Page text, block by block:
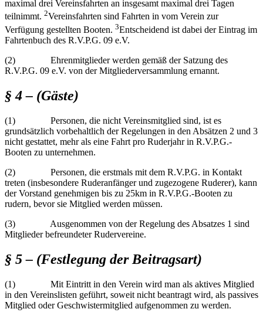
maximal drei Vereinsfahrten an insgesamt maximal drei Tagen
teilnimmt. 2Vereinsfahrten sind Fahrten in vom Verein zur
Verfügung gestellten Booten. 3Entscheidend ist dabei der Eintrag im
Fahrtenbuch des R.V.P.G. 09 e.V.
(2) Ehrenmitglieder werden gemäß der Satzung des
R.V.P.G. 09 e.V. von der Mitgliederversammlung ernannt.
§ 4 – (Gäste)
(1) Personen, die nicht Vereinsmitglied sind, ist es
grundsätzlich vorbehaltlich der Regelungen in den Absätzen 2 und 3
nicht gestattet, mehr als eine Fahrt pro Ruderjahr in R.V.P.G.-
Booten zu unternehmen.
(2) Personen, die erstmals mit dem R.V.P.G. in Kontakt
treten (insbesondere Ruderanfänger und zugezogene Ruderer), kann
der Vorstand genehmigen bis zu 25km in R.V.P.G.-Booten zu
rudern, bevor sie Mitglied werden müssen.
(3) Ausgenommen von der Regelung des Absatzes 1 sind
Mitglieder befreundeter Rudervereine.
§ 5 – (Festlegung der Beitragsart)
(1) Mit Eintritt in den Verein wird man als aktives Mitglied
in den Vereinslisten geführt, soweit nicht beantragt wird, als passives
Mitglied oder Geschwistermitglied aufgenommen zu werden.